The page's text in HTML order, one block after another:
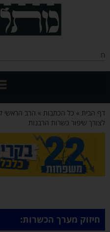
הבית»כל הכתבות»הרב הראשי
שיפור כשרות הרבנות
חיזוק מערך הכשרות: